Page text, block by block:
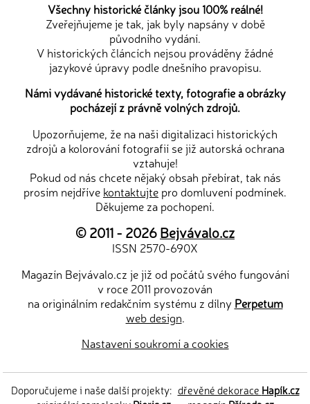
Všechny historické články jsou 100% reálné!
Zveřejňujeme je tak, jak byly napsány v době
původního vydání.
V historických článcích nejsou prováděny žádné
jazykové úpravy podle dnešního pravopisu.
Námi vydávané historické texty, fotografie a obrázky
pocházejí z právně volných zdrojů.
Upozorňujeme, že na naši digitalizaci historických
zdrojů a kolorování fotografií se již autorská ochrana
vztahuje!
Pokud od nás chcete nějaký obsah přebírat, tak nás
prosím nejdříve kontaktujte pro domluvení podmínek.
Děkujeme za pochopení.
© 2011 - 2026Bejvávalo.cz
ISSN 2570-690X
Magazín Bejvávalo.cz je již od počátů svého fungování
v roce 2011 provozován
na originálním redakčním systému z dílny Perpetum
web design.
Nastavení soukromí a cookies
Doporučujeme i naše další projekty: dřevěné dekorace Hapík.cz